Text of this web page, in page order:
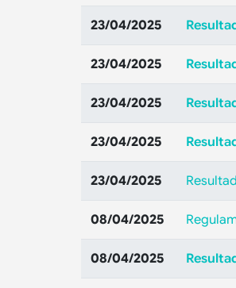
23/04/2025
23/04/2025
23/04/2025
23/04/2025
23/04/2025
08/04/2025
08/04/2025